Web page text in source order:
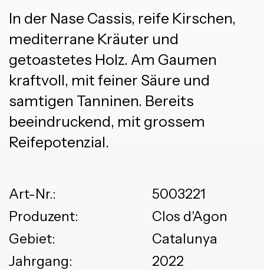
In der Nase Cassis, reife Kirschen,
mediterrane Kräuter und
getoastetes Holz. Am Gaumen
kraftvoll, mit feiner Säure und
samtigen Tanninen. Bereits
beeindruckend, mit grossem
Reifepotenzial.
Art-Nr.:
5003221
Produzent:
Clos d'Agon
Gebiet:
Catalunya
Jahrgang:
2022